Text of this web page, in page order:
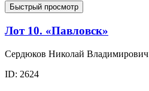
Быстрый просмотр
Лот 10. «Павловск»
Сердюков Николай Владимирович
ID: 2624